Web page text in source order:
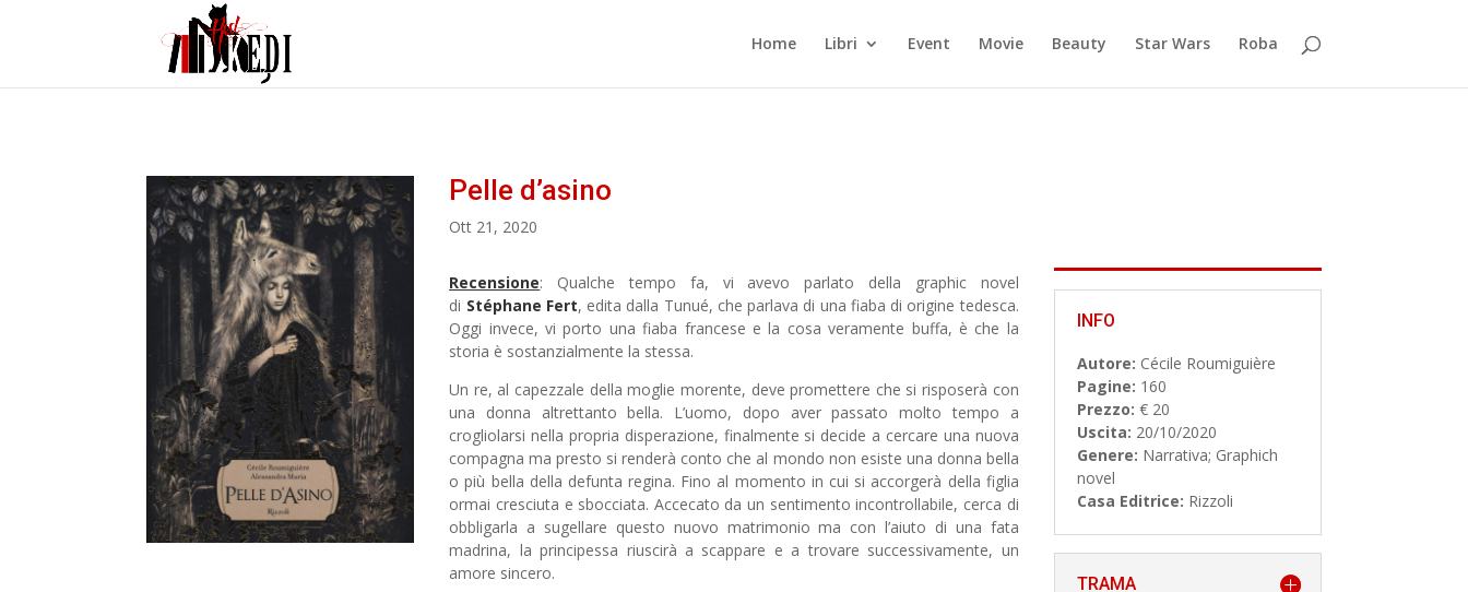
Home Libri Event Movie Beauty Star Wars Roba
Pelle d’asino
Ott 21, 2020
Recensione: Qualche tempo fa, vi avevo parlato della graphic novel
di Stéphane Fert, edita dalla Tunué, che parlava di una fiaba di origine tedesca.
Oggi invece, vi porto una fiaba francese e la cosa veramente buffa, è che la
storia è sostanzialmente la stessa.
Un re, al capezzale della moglie morente, deve promettere che si risposerà con
una donna altrettanto bella. L’uomo, dopo aver passato molto tempo a
crogliolarsi nella propria disperazione, finalmente si decide a cercare una nuova
compagna ma presto si renderà conto che al mondo non esiste una donna bella
o più bella della defunta regina. Fino al momento in cui si accorgerà della figlia
ormai cresciuta e sbocciata. Accecato da un sentimento incontrollabile, cerca di
obbligarla a sugellare questo nuovo matrimonio ma con l’aiuto di una fata
madrina, la principessa riuscirà a scappare e a trovare successivamente, un
amore sincero.
INFO
Autore: Cécile Roumiguière
Pagine: 160
Prezzo: € 20
Uscita: 20/10/2020
Genere: Narrativa; Graphich
novel
Casa Editrice: Rizzoli
TRAMA